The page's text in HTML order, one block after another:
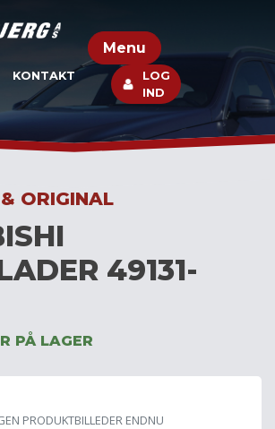
Menu
KONTAKT
LOG
IND
ORIGINAL
49131-
PÅ LAGER
PRODUKTBILLEDER ENDNU